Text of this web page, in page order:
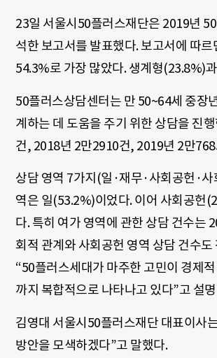
23일 서울시50플러스재단은 2019년
석한 보고서를 발표했다. 보고서에 따
54.3%로 가장 많았다. 생계형(23.8%)
50플러스상담센터는 만 50~64세 중장
계하는 데 도움을 주기 위한 상담을 진
건, 2018년 2만2910건, 2019년 2만
상담 영역 7가지(일·재무·사회공헌·
역은 일(53.2%)이었다. 이어 사회공헌
다. 특히 여가 영역에 관한 상담 건수는
회적 관계와 사회공헌 영역 상담 건수
“50플러스세대가 마주한 고민이 경제
까지 복합적으로 나타나고 있다”고 설
김영대 서울시50플러스재단 대표이사
방안을 모색하겠다”고 말했다.